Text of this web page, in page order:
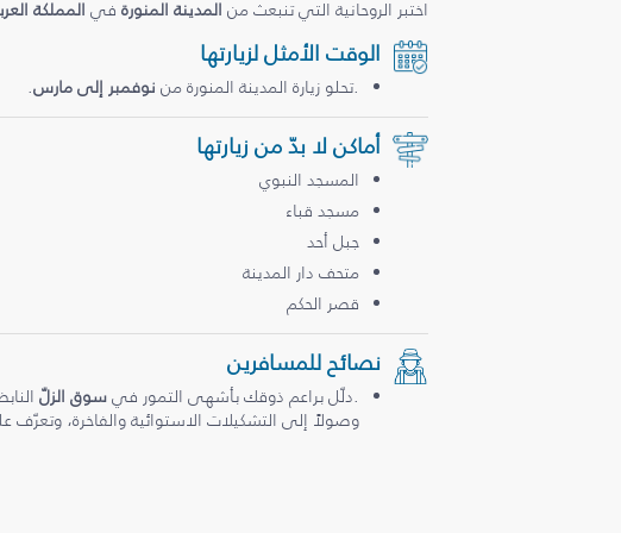
اختبر الروحانية التي تنبعث من المدينة المنورة في المملكة
الوقت الأمثل لزيارتها
.تحلو زيارة المدينة المنورة من نوفمبر إلى مارس.
أماكن لا بدّ من زيارتها
المسجد النبوي
مسجد قباء
جبل أحد
متحف دار المدينة
قصر الحكم
نصائح للمسافرين
.دلّل براعم ذوقك بأشهى التمور فيسوق الزلّ
وصولاً إلى التشكيلات الاستوائية والفاخرة، وتعرّف